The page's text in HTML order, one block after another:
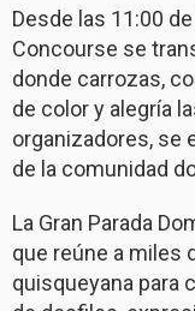
Desde las 11:00
Concourse se
donde carrozas,
de color y alegría
organizadores, se
de la comunidad
La Gran Parada
que reúne a miles
quisqueyana para